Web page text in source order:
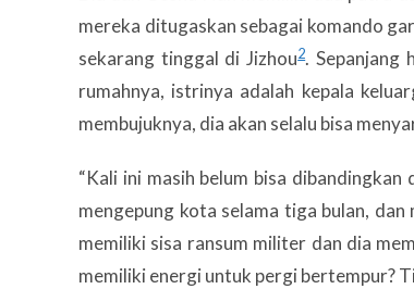
mereka ditugaskan sebagai komando
sekarang tinggal di Jizhou2. Sepanjang
rumahnya, istrinya adalah kepala
membujuknya, dia akan selalu bisa
“Kali ini masih belum bisa
mengepung kota selama tiga bulan,
memiliki sisa ransum militer dan dia
memiliki energi untuk pergi bertempur?